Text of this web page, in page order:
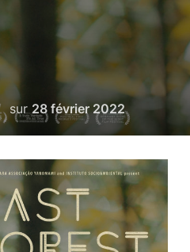
sur28 février 2022